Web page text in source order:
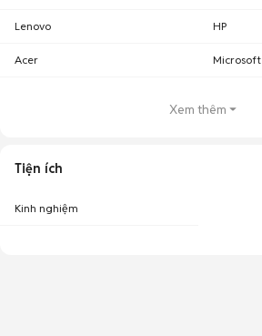
Lenovo HP
Acer Microsoft
Xem thêm
Tiện ích
Kinh nghiệm